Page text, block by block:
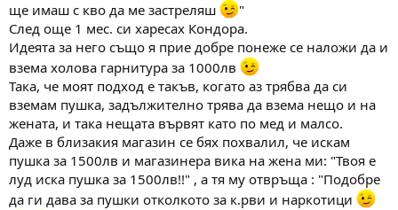
ще имаш с кво да ме застреляш
"
След още 1 мес. си харесах Кондора.
Идеята за него също я прие добре понеже се наложи да и
взема холова гарнитура за 1000лв
Така, че моят подход е такъв, когато аз трябва да си
вземам пушка, задължително трява да взема нещо и на
жената, и така нещата вървят като по мед и малсо.
Даже в близакия магазин се бях похвалил, че искам
пушка за 1500лв и магазинера вика на жена ми: "Твоя е
луд иска пушка за 1500лв!!" , а тя му отвръща : "Подобре
да ги дава за пушки отколкото за к.рви и наркотици